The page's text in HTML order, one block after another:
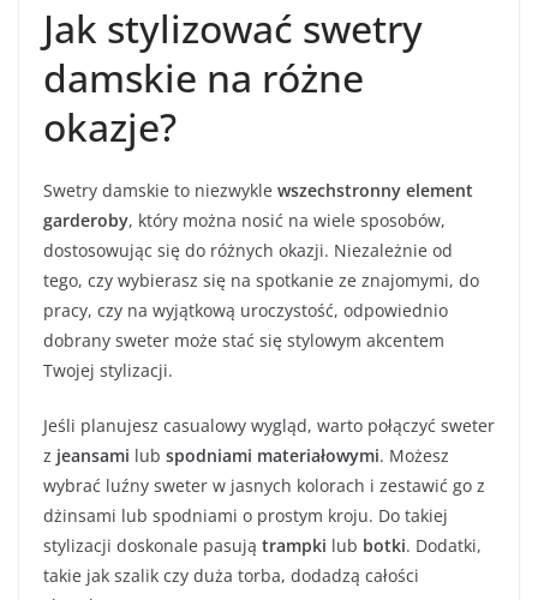
Jak stylizować swetry
damskie na różne
okazje?
Swetry damskie to niezwykle wszechstronny element
garderoby, który można nosić na wiele sposobów,
dostosowując się do różnych okazji. Niezależnie od
tego, czy wybierasz się na spotkanie ze znajomymi, do
pracy, czy na wyjątkową uroczystość, odpowiednio
dobrany sweter może stać się stylowym akcentem
Twojej stylizacji.
Jeśli planujesz casualowy wygląd, warto połączyć sweter
z jeansami lub spodniami materiałowymi. Możesz
wybrać luźny sweter w jasnych kolorach i zestawić go z
dżinsami lub spodniami o prostym kroju. Do takiej
stylizacji doskonale pasują trampki lub botki. Dodatki,
takie jak szalik czy duża torba, dodadzą całości